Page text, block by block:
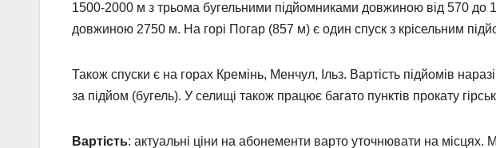
1500-2000 м з трьома бугельними підйомниками довжиною від 570 до
довжиною 2750 м. На горі Погар (857 м) є один спуск з крісельним
Також спуски є на горах Кремінь, Менчул, Ільз. Вартість підйомів
за підйом (бугель). У селищі також працює багато пунктів прокату
Вартість: актуальні ціни на абонементи варто уточнювати на місцях.